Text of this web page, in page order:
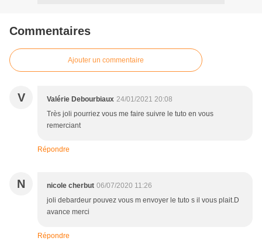
Commentaires
Ajouter un commentaire
V Valérie Debourbiaux 24/01/2021 20:08
Très joli pourriez vous me faire suivre le tuto en vous
remerciant
Répondre
N nicole cherbut 06/07/2020 11:26
joli debardeur pouvez vous m envoyer le tuto s il vous plait.D
avance merci
Répondre